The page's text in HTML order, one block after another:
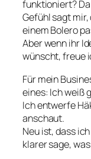
funktioniert?
Gefühl sagt
einem Bolero
Aber wenn ihr
wünscht, freue
Für mein
eines: Ich weiß
Ich entwerfe
anschaut.
Neu ist, dass
klarer sage,